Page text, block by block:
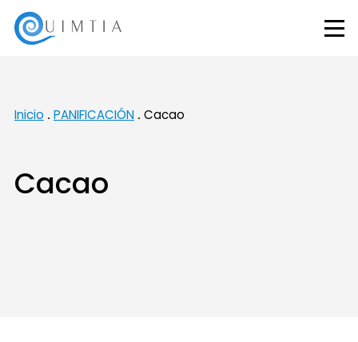
Inicio PANIFICACIÓN Cacao
Cacao